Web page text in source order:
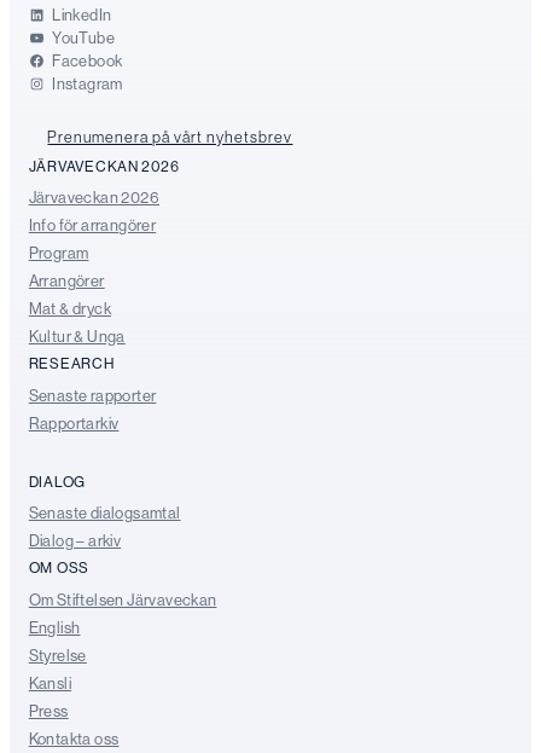
LinkedIn
YouTube
Facebook
Instagram
Prenumenera på vårt nyhetsbrev
JÄRVAVECKAN 2026
Järvaveckan 2026
Info för arrangörer
Program
Arrangörer
Mat & dryck
Kultur & Unga
RESEARCH
Senaste rapporter
Rapportarkiv
DIALOG
Senaste dialogsamtal
Dialog – arkiv
OM OSS
Om Stiftelsen Järvaveckan
English
Styrelse
Kansli
Press
Kontakta oss